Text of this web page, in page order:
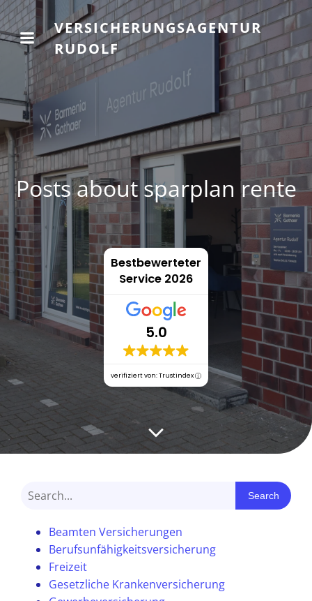
VERSICHERUNGSAGENTUR
RUDOLF
Posts about sparplan rente
Bestbewerteter
Service 2026
5.0
verifiziert von: Trustindex
Search
Beamten Versicherungen
Berufsunfähigkeitsversicherung
Freizeit
Gesetzliche Krankenversicherung